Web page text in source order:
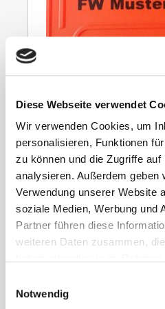
Diese Webseite verwendet
Wir verwenden Cookies, um
personalisieren, Funktionen
zu können und die Zugriffe
analysieren. Außerdem geben
Verwendung unserer Website
soziale Medien, Werbung und
Partner führen diese
weiteren Daten zusammen,
Notwendig
380,80 €
inkl. 19 % MwSt.
Versandzeit:10 Tage
320,00€ (Netto)